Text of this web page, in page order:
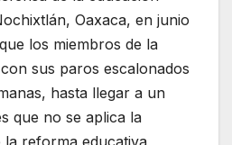
Oaxaca, en junio
los miembros de la
sus paros escalonados
hasta llegar a un
que no se aplica la